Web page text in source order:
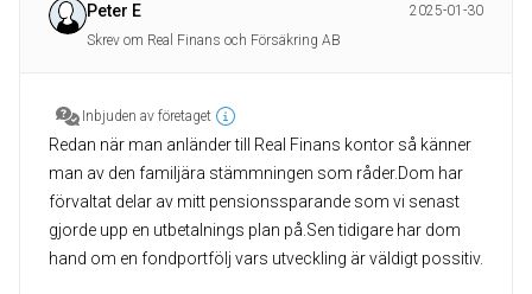
Peter E
2025-01-30
Skrev om Real Finans och Försäkring AB
Inbjuden av företaget
Redan när man anländer till Real Finans kontor så känner
man av den familjära stämmningen som råder.Dom har
förvaltat delar av mitt pensionssparande som vi senast
gjorde upp en utbetalnings plan på.Sen tidigare har dom
hand om en fondportfölj vars utveckling är väldigt possitiv.